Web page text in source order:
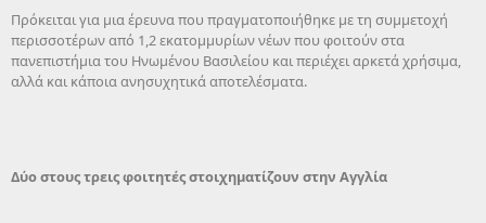
Πρόκειται για μια έρευνα που πραγματοποιήθηκε με τη συμμετοχή
περισσοτέρων από 1,2 εκατομμυρίων νέων που φοιτούν στα
πανεπιστήμια του Ηνωμένου Βασιλείου και περιέχει αρκετά χρήσιμα,
αλλά και κάποια ανησυχητικά αποτελέσματα.
Δύο στους τρεις φοιτητές στοιχηματίζουν στην Αγγλία